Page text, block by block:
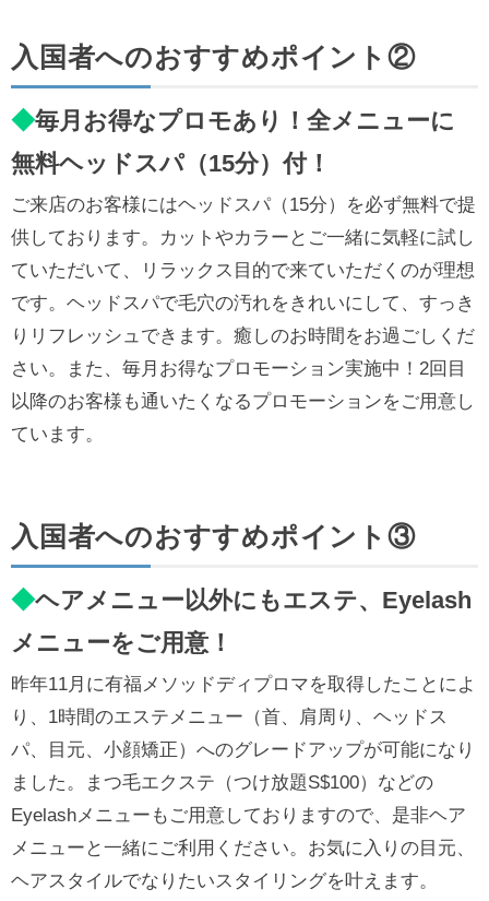
入国者へのおすすめポイント②
◆毎月お得なプロモあり！全メニューに
無料ヘッドスパ（15分）付！
ご来店のお客様にはヘッドスパ（15分）を必ず無料で提
供しております。カットやカラーとご一緒に気軽に試し
ていただいて、リラックス目的で来ていただくのが理想
です。ヘッドスパで毛穴の汚れをきれいにして、すっき
りリフレッシュできます。癒しのお時間をお過ごしくだ
さい。また、毎月お得なプロモーション実施中！2回目
以降のお客様も通いたくなるプロモーションをご用意し
ています。
入国者へのおすすめポイント③
◆ヘアメニュー以外にもエステ、Eyelash
メニューをご用意！
昨年11月に有福メソッドディプロマを取得したことによ
り、1時間のエステメニュー（首、肩周り、ヘッドス
パ、目元、小顔矯正）へのグレードアップが可能になり
ました。まつ毛エクステ（つけ放題S$100）などの
Eyelashメニューもご用意しておりますので、是非ヘア
メニューと一緒にご利用ください。お気に入りの目元、
ヘアスタイルでなりたいスタイリングを叶えます。